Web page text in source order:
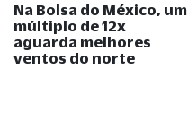
Na Bolsa do México, um
múltiplo de 12x
aguarda melhores
ventos do norte